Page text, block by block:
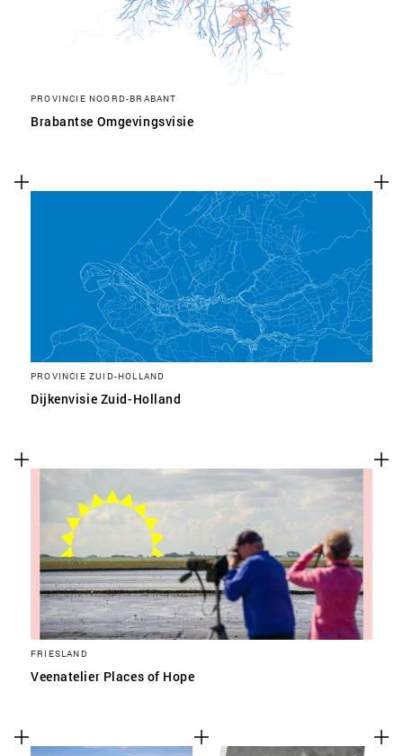
PROVINCIE NOORD-BRABANT
Brabantse Omgevingsvisie
PROVINCIE ZUID-HOLLAND
Dijkenvisie Zuid-Holland
FRIESLAND
Veenatelier Places of Hope